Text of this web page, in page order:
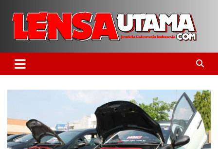
LensaUtama